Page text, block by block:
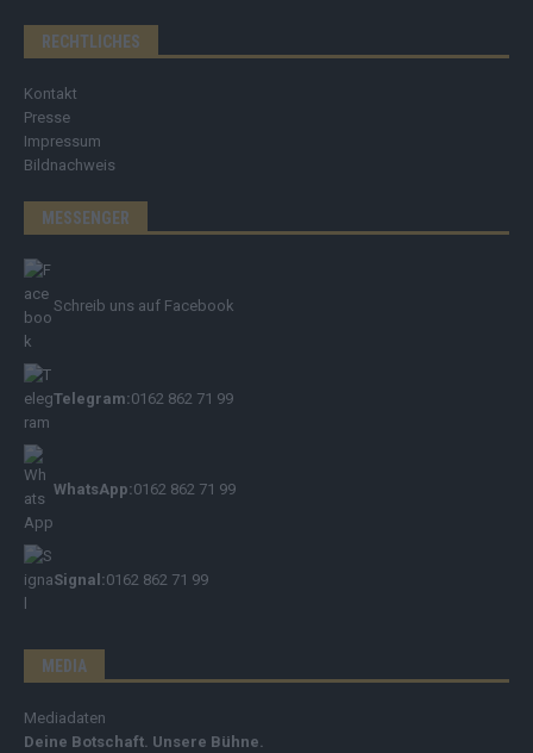
RECHTLICHES
Kontakt
Presse
Impressum
Bildnachweis
MESSENGER
Schreib uns auf Facebook
Telegram:0162 862 71 99
WhatsApp:0162 862 71 99
Signal:0162 862 71 99
MEDIA
Mediadaten
Deine Botschaft. Unsere Bühne.